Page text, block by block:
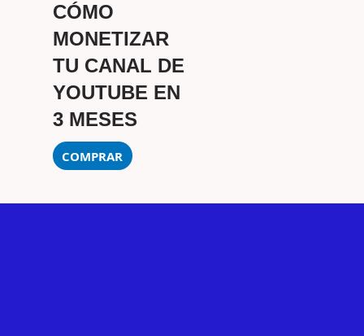
CÓMO
MONETIZAR
TU CANAL DE
YOUTUBE EN
3 MESES
COMPRAR